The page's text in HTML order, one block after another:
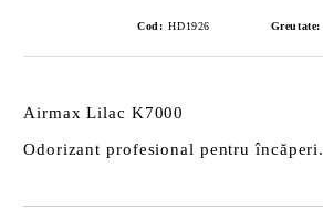
Cod: HD1926 Greutate:
Airmax Lilac K7000
Odorizant profesional pentru încăperi.